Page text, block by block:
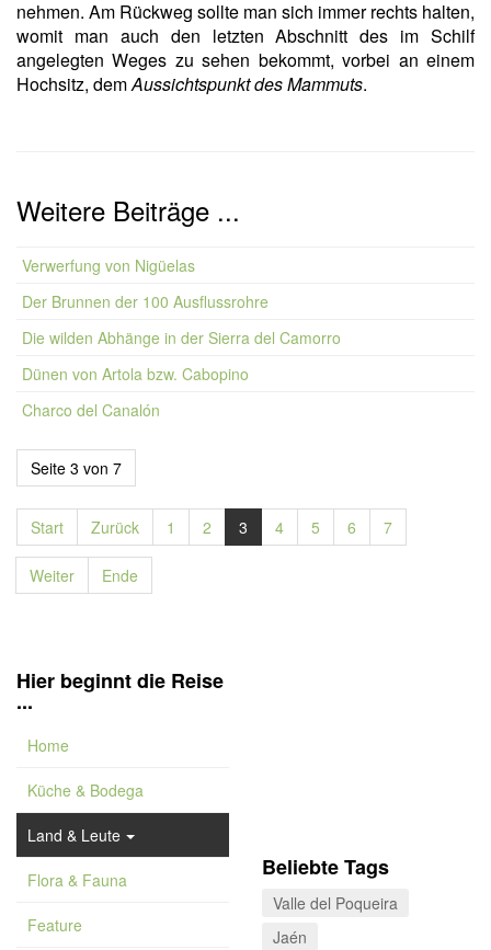
nehmen. Am Rückweg sollte man sich immer rechts halten,
womit man auch den letzten Abschnitt des im Schilf
angelegten Weges zu sehen bekommt, vorbei an einem
Hochsitz, demAussichtspunkt des Mammuts.
Weitere Beiträge ...
Verwerfung von Nigüelas
Der Brunnen der 100 Ausflussrohre
Die wilden Abhänge in der Sierra del Camorro
Dünen von Artola bzw. Cabopino
Charco del Canalón
Seite 3 von 7
Start Zurück 1 2 3 4 5 6 7
Weiter Ende
Hier beginnt die Reise
...
Home
Küche & Bodega
Land & Leute
Flora & Fauna
Feature
Beliebte Tags
Valle del Poqueira
Jaén